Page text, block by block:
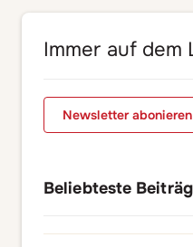
Immer auf dem
Newsletter abonieren
Beliebteste